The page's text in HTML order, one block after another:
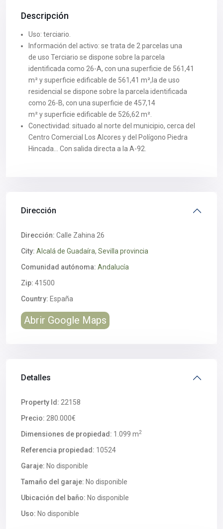
Descripción
Uso: terciario.
Información del activo: se trata de 2 parcelas una
de uso Terciario se dispone sobre la parcela
identificada como 26-A, con una superficie de 561,41
m² y superficie edificable de 561,41 m²,la de uso
residencial se dispone sobre la parcela identificada
como 26-B, con una superficie de 457,14
m² y superficie edificable de 526,62 m².
Conectividad: situado al norte del municipio, cerca del
Centro Comercial Los Alcores y del Polígono Piedra
Hincada… Con salida directa a la A-92.
Dirección
Dirección: Calle Zahina 26
City: Alcalá de Guadaíra, Sevilla provincia
Comunidad autónoma: Andalucía
Zip: 41500
Country: España
Abrir Google Maps
Detalles
Property Id: 22158
Precio: 280.000€
Dimensiones de propiedad: 1.099 m2
Referencia propiedad: 10524
Garaje: No disponible
Tamaño del garaje: No disponible
Ubicación del baño: No disponible
Uso: No disponible